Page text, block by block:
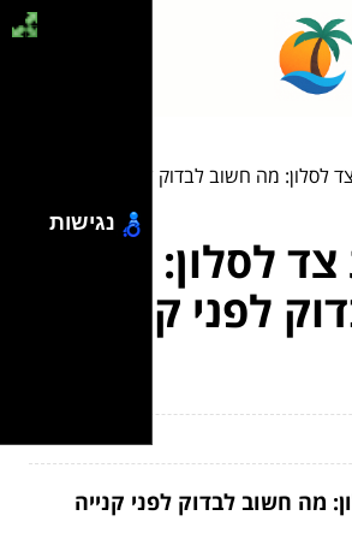
לסלון: מה חשוב לבדוק לפני קנייה
לסלון: מה
לפני קנייה
מה חשוב לבדוק לפני קנייה
נגישות